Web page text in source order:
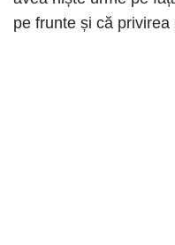
pe frunte și că